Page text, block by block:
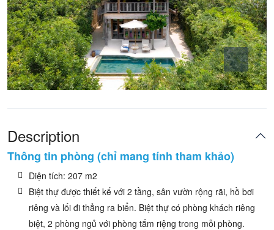
Description
Thông tin phòng (chỉ mang tính tham khảo)
Diện tích: 207 m2
Biệt thự được thiết kế với 2 tầng, sân vườn rộng rãi, hồ bơi
riêng và lối đi thẳng ra biển. Biệt thự có phòng khách riêng
biệt, 2 phòng ngủ với phòng tắm riệng trong mỗi phòng.